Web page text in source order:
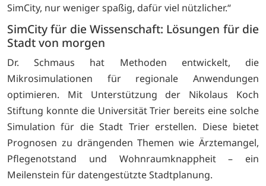
SimCity, nur weniger spaßig, dafür viel nützlicher.“
SimCity für die Wissenschaft: Lösungen für die
Stadt von morgen
Dr. Schmaus hat Methoden entwickelt, die
Mikrosimulationen für regionale Anwendungen
optimieren. Mit Unterstützung der Nikolaus Koch
Stiftung konnte die Universität Trier bereits eine solche
Simulation für die Stadt Trier erstellen. Diese bietet
Prognosen zu drängenden Themen wie Ärztemangel,
Pflegenotstand und Wohnraumknappheit – ein
Meilenstein für datengestützte Stadtplanung.